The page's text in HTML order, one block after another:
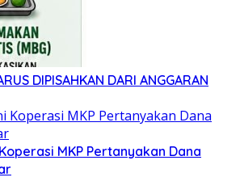
DIPISAHKAN DARI ANGGARAN
MKP Pertanyakan Dana